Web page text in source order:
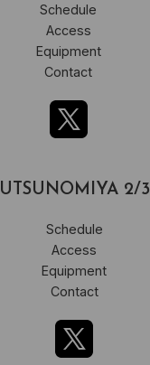
Schedule
Access
Equipment
Contact
UTSUNOMIYA 2/3
Schedule
Access
Equipment
Contact